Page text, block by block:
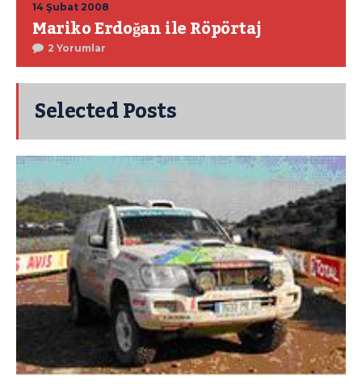
14 Şubat 2008
Mariko Erdoğan ile Röpörtaj
2 Yorumlar
Selected Posts